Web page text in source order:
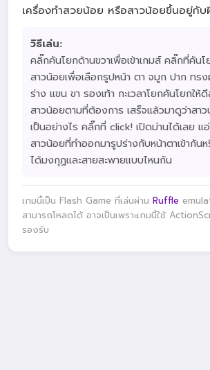
เครื่องทำสวยน้อย หรือสาวน้อยขึ้นอยู่กับ
วิธีเล่น:
คลิ๊กคันโยกด้านขวาเพื่อเข้าเกมส์ คลิ๊กที่คัน
สาวน้อยเพื่อเลือกรูปหน้า ตา จมูก ปาก ทรง
ร่าง แขน ขา รองเท้า กะเวลาโยกคันโยกให้
สาวน้อยตามที่ต้องการ เสร็จแล้วมาดูว่าสาว
เป็นอย่างไร คลิ๊กที่ click! เปิดม่านได้เลย แ
สาวน้อยที่ทำออกมารูปร่างกับหน้าตาเข้ากันห
ได้มงกุฏและสายสะพายแบบไหนกัน
เกมนี้เป็น Flash Game ที่เล่นผ่าน Ruffle
สามารถโหลดได้ อาจเป็นเพราะเกมนี้ใช้
รองรับ